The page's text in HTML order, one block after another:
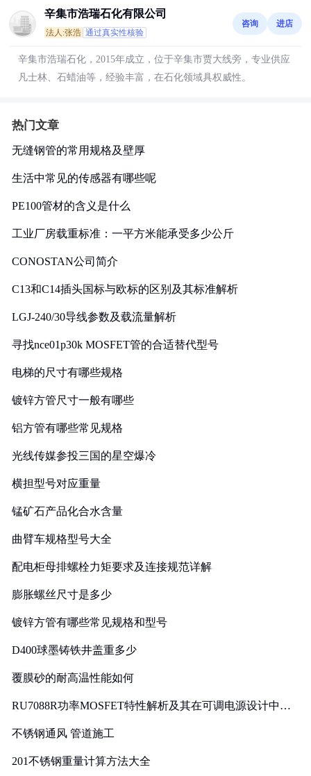
辛集市浩瑞石化有限公司
法人:张浩 通过真实性核验
咨询 进店
辛集市浩瑞石化，2015年成立，位于辛集市贾大线旁，专业供应
凡士林、石蜡油等，经验丰富，在石化领域具权威性。
热门文章
无缝钢管的常用规格及壁厚
生活中常见的传感器有哪些呢
PE100管材的含义是什么
工业厂房载重标准：一平方米能承受多少公斤
CONOSTAN公司简介
C13和C14插头国标与欧标的区别及其标准解析
LGJ-240/30导线参数及载流量解析
寻找nce01p30k MOSFET管的合适替代型号
电梯的尺寸有哪些规格
镀锌方管尺寸一般有哪些
铝方管有哪些常见规格
光线传媒参投三国的星空爆冷
横担型号对应重量
锰矿石产品化合水含量
曲臂车规格型号大全
配电柜母排螺栓力矩要求及连接规范详解
膨胀螺丝尺寸是多少
镀锌方管有哪些常见规格和型号
D400球墨铸铁井盖重多少
覆膜砂的耐高温性能如何
RU7088R功率MOSFET特性解析及其在可调电源设计中的
不锈钢通风 管道施工
201不锈钢重量计算方法大全